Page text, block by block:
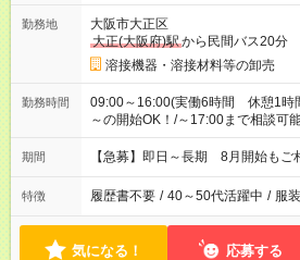
勤務地
大阪市大正区
大正(大阪府)駅から民間バス20分
溶接機器・溶接材料等の卸売
勤務時間
09:00～16:00(実働6時間 休憩1時
～の開始OK！/～17:00まで相談可能
期間 【急募】即日～長期 8月開始も
特徴 履歴書不要 / 40～50代活躍中 / 服
気になる！ 応募する